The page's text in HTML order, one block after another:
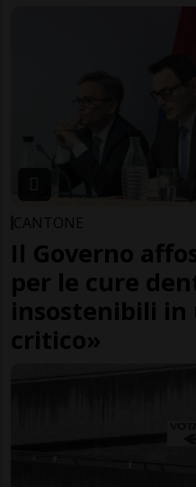
CANTONE
Il Governo
per le cure
insostenibili in
critico»